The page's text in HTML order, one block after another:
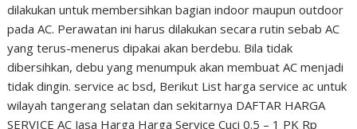
dilakukan untuk membersihkan bagian indoor maupun outdoor
pada AC. Perawatan ini harus dilakukan secara rutin sebab AC
yang terus-menerus dipakai akan berdebu. Bila tidak
dibersihkan, debu yang menumpuk akan membuat AC menjadi
tidak dingin. service ac bsd, Berikut List harga service ac untuk
wilayah tangerang selatan dan sekitarnya DAFTAR HARGA
SERVICE AC Jasa Harga Harga Service Cuci 0.5 – 1 PK Rp